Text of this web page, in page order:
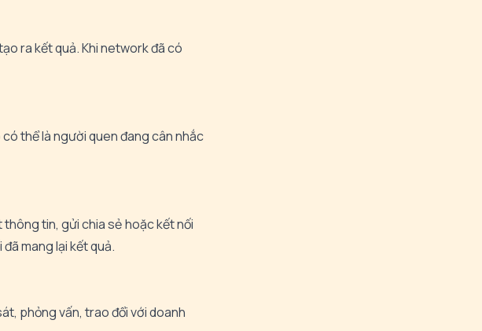
ra kết quả. Khi network đã có
thể là người quen đang cân nhắc
tin, gửi chia sẻ hoặc kết nối
mang lại kết quả.
phỏng vấn, trao đổi với doanh